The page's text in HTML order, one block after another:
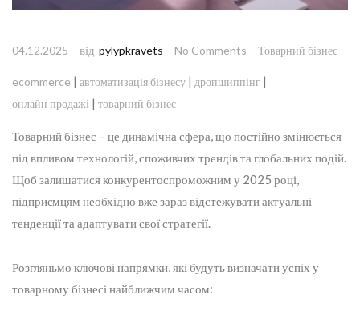
04.12.2025 від pylypkravets No Comments Товарний бізнес
ecommerce | автоматизація бізнесу | дропшиппінг |
онлайн продажі | товарний бізнес
Товарний бізнес – це динамічна сфера, що постійно змінюється
під впливом технологій, споживчих трендів та глобальних подій.
Щоб залишатися конкурентоспроможним у 2025 році,
підприємцям необхідно вже зараз відстежувати актуальні
тенденції та адаптувати свої стратегії.
Розгляньмо ключові напрямки, які будуть визначати успіх у
товарному бізнесі найближчим часом: